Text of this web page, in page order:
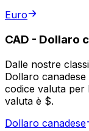
Euro
CAD - Dollaro
Dalle nostre
Dollaro
codice valuta per
valuta è $.
Dollaro canadese